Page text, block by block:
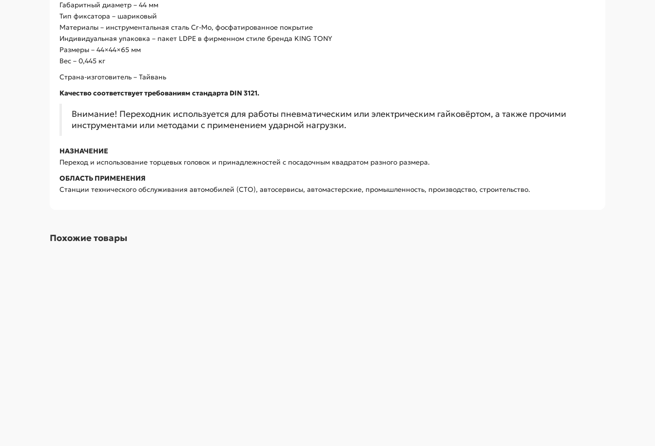
Габаритный диаметр – 44 мм
Тип фиксатора – шариковый
Материалы – инструментальная сталь Cr-Mo, фосфатированное покрытие
Индивидуальная упаковка – пакет LDPE в фирменном стиле бренда KING TONY
Размеры – 44×44×65 мм
Вес – 0,445 кг
Страна-изготовитель – Тайвань
Качество соответствует требованиям стандарта DIN 3121.
Внимание! Переходник используется для работы пневматическим или электрическим гайковёртом, а также прочими
инструментами или методами с применением ударной нагрузки.
НАЗНАЧЕНИЕ
Переход и использование торцевых головок и принадлежностей с посадочным квадратом разного размера.
ОБЛАСТЬ ПРИМЕНЕНИЯ
Станции технического обслуживания автомобилей (СТО), автосервисы, автомастерские, промышленность, производство, строительство.
Похожие товары